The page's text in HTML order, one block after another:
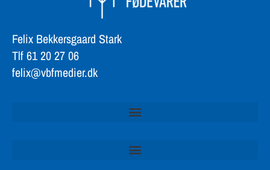
Felix Bekkersgaard Stark
Tlf 61 20 27 06
felix@vbfmedier.dk